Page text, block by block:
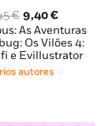
€ O
preço
original
era:
10,45 €.
9,40€O
preço
atual
é:
As Aventuras
Os Vilões 4:
e Evillustrator
autores